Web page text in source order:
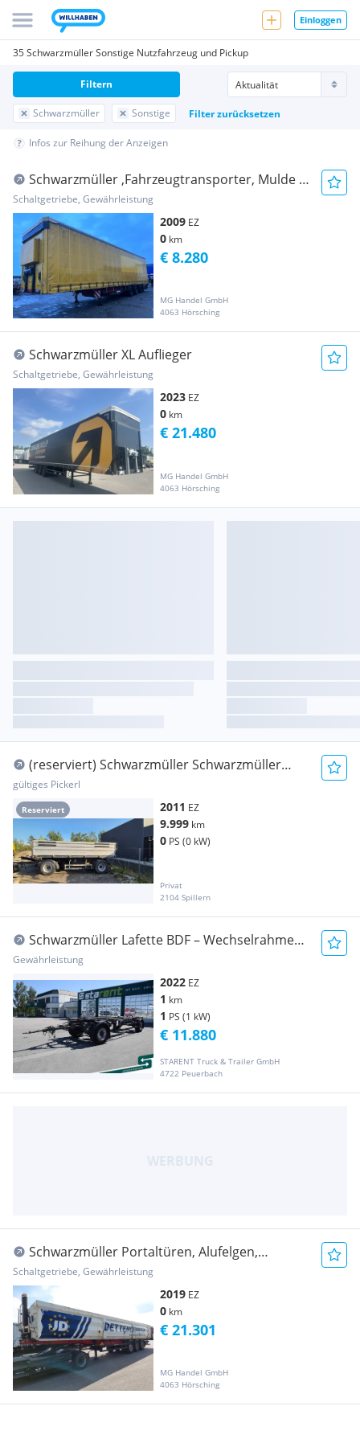
Einloggen
35 Schwarzmüller Sonstige Nutzfahrzeug und Pickup
Schwarzmüller Sonstige Filter zurücksetzen
Filtern
Infos zur Reihung der Anzeigen
Schwarzmüller ,Fahrzeugtransporter, Mulde +
Hubdach,... Auflieger
Schaltgetriebe, Gewährleistung
2009 EZ
0 km
MG Handel GmbH
4063 Hörsching
€ 8.280
Schwarzmüller XL Auflieger
Schaltgetriebe, Gewährleistung
2023 EZ
0 km
MG Handel GmbH
4063 Hörsching
€ 21.480
Reserviert
(reserviert) Schwarzmüller Schwarzmüller
2.Achs 3.Seitenkipper Anhänger
gültiges Pickerl
2011 EZ
9.999 km
0 PS (0 kW)
Privat
2104 Spillern
Schwarzmüller Lafette BDF – Wechselrahmen
Verzinkten SAF Anhänger
Gewährleistung
2022 EZ
1 km
1 PS (1 kW)
STARENT Truck & Trailer GmbH
4722 Peuerbach
€ 11.880
Schwarzmüller Portaltüren, Alufelgen,
Liftachse, Auflieger
Schaltgetriebe, Gewährleistung
2019 EZ
0 km
MG Handel GmbH
4063 Hörsching
€ 21.301